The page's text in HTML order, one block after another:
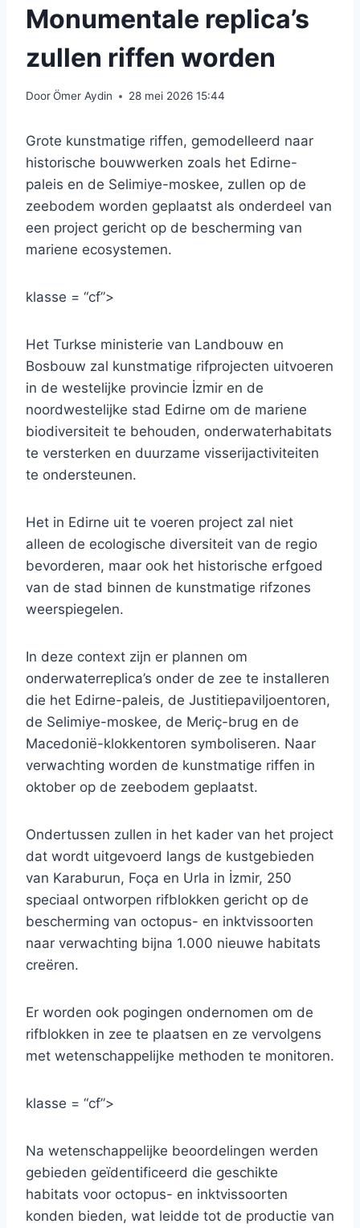
Monumentale replica’s
zullen riffen worden
DoorÖmer Aydin 28 mei 2026 15:44
Grote kunstmatige riffen, gemodelleerd naar
historische bouwwerken zoals het Edirne-
paleis en de Selimiye-moskee, zullen op de
zeebodem worden geplaatst als onderdeel van
een project gericht op de bescherming van
mariene ecosystemen.
klasse = “cf”>
Het Turkse ministerie van Landbouw en
Bosbouw zal kunstmatige rifprojecten uitvoeren
in de westelijke provincie İzmir en de
noordwestelijke stad Edirne om de mariene
biodiversiteit te behouden, onderwaterhabitats
te versterken en duurzame visserijactiviteiten
te ondersteunen.
Het in Edirne uit te voeren project zal niet
alleen de ecologische diversiteit van de regio
bevorderen, maar ook het historische erfgoed
van de stad binnen de kunstmatige rifzones
weerspiegelen.
In deze context zijn er plannen om
onderwaterreplica’s onder de zee te installeren
die het Edirne-paleis, de Justitiepaviljoentoren,
de Selimiye-moskee, de Meriç-brug en de
Macedonië-klokkentoren symboliseren. Naar
verwachting worden de kunstmatige riffen in
oktober op de zeebodem geplaatst.
Ondertussen zullen in het kader van het project
dat wordt uitgevoerd langs de kustgebieden
van Karaburun, Foça en Urla in İzmir, 250
speciaal ontworpen rifblokken gericht op de
bescherming van octopus- en inktvissoorten
naar verwachting bijna 1.000 nieuwe habitats
creëren.
Er worden ook pogingen ondernomen om de
rifblokken in zee te plaatsen en ze vervolgens
met wetenschappelijke methoden te monitoren.
klasse = “cf”>
Na wetenschappelijke beoordelingen werden
gebieden geïdentificeerd die geschikte
habitats voor octopus- en inktvissoorten
konden bieden, wat leidde tot de productie van